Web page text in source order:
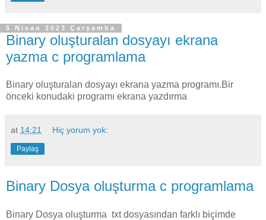
5 Nisan 2023 Çarşamba
Binary oluşturalan dosyayı ekrana
yazma c programlama
Binary oluşturalan dosyayı ekrana yazma programı.Bir
önceki konudaki programı ekrana yazdırma
at 14:21 Hiç yorum yok:
Paylaş
Binary Dosya oluşturma c programlama
Binary Dosya oluşturma txt dosyasından farklı biçimde